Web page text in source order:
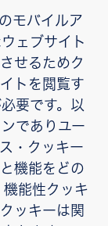
ドウベイ
「テビケ
はヴィーブヘ
ートナーの登
モバイルア
ェブサイト
せるためク
トを閲覧す
要です。以
でありユー
・クッキー
機能をどの
能性クッキ
ッキーは関